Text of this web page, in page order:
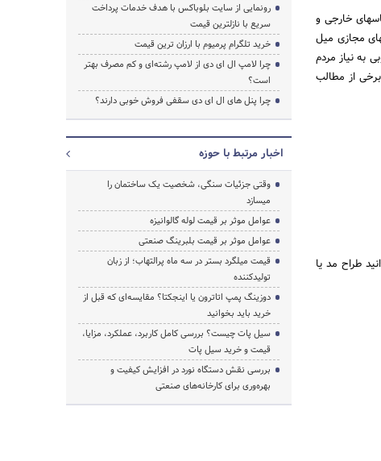
خارجی و
مجازی میل
به نیاز مردم
از مطالب
طراح مد یا
رونمایی از سایت بلوباکس با هدف خدمات پرداخت
سریع با نازلترین قیمت
خرید تلگرام پرمیوم با ارزان ترین قیمت
چرا لامپ ال ای دی از لامپ رشته‌ای و کم مصرف بهتر
است؟
چرا پنل های ال ای دی سقفی فروش خوبی دارند؟
اخبار مرتبط با حوزه
وقتی جزئیات سنگی، شخصیت یک ساختمان را
میسازد
عوامل موثر بر قیمت لوله گالوانیزه
عوامل موثر بر قیمت بلبرینگ صنعتی
قیمت میلگرد بستر در سه ماه پرالتهاب؛ از زبان
تولیدکننده
دوزینگ پمپ اتاترون یا اینجکتا؟ مقایسه‌ای که قبل از
خرید باید بخوانید
سیل پات چیست؟ بررسی کامل کاربرد، عملکرد، مزایا،
قیمت و خرید سیل پات
بررسی نقش دستگاه نورد در افزایش کیفیت و
بهره‌وری برای کارخانه‌های صنعتی